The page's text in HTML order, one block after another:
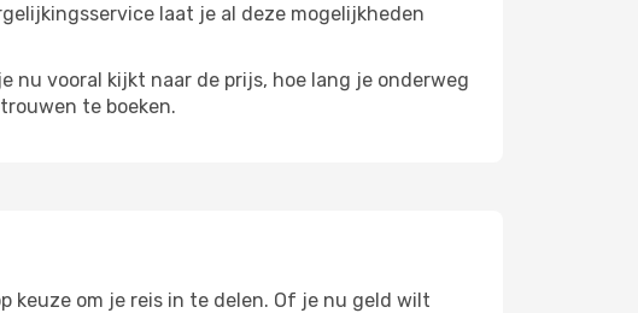
laat je al deze mogelijkheden
nu vooral kijkt naar de prijs, hoe lang je onderweg
te boeken.
keuze om je reis in te delen. Of je nu geld wilt